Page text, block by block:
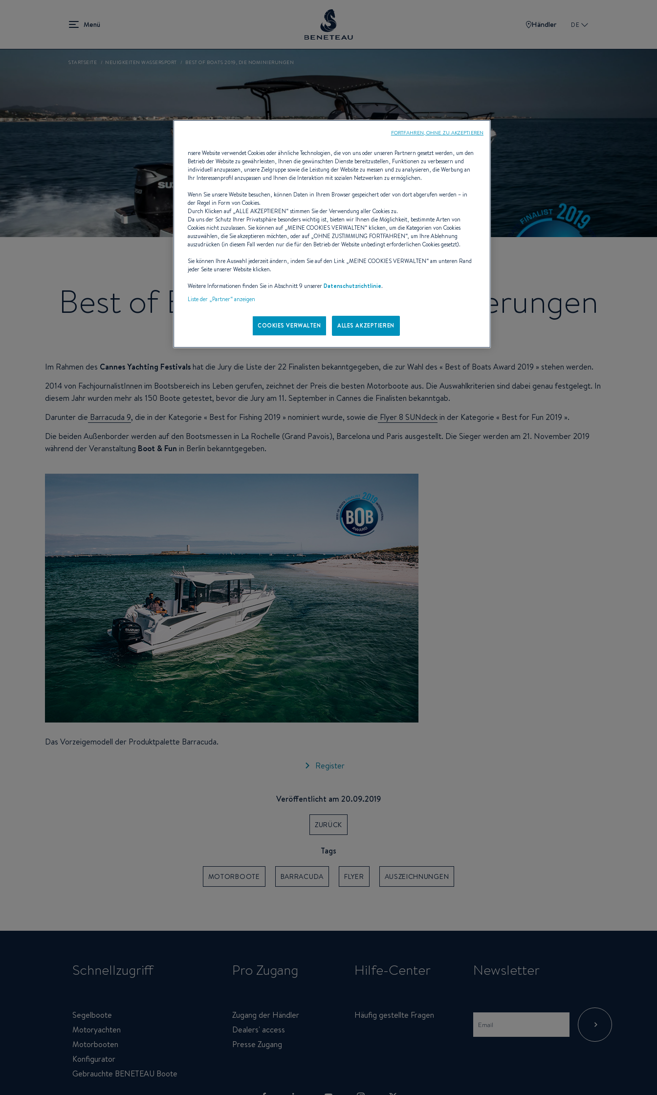
Händler DE
STARTSEITE NEUIGKEITEN WASSERSPORT BEST OF BOATS 2019, DIE NOMINIERUNGEN
Best of Boats 2019, die Nominierungen
Im Rahmen des Cannes Yachting Festivals hat die Jury die Liste der 22 Finalisten bekanntgegeben, die zur Wahl des « Best of Boats Award 2019 » stehen werden.
2014 von FachjournalistInnen im Bootsbereich ins Leben gerufen, zeichnet der Preis die besten Motorboote aus. Die Auswahlkriterien sind dabei genau festgelegt. In
diesem Jahr wurden mehr als 150 Boote getestet, bevor die Jury am 11. September in Cannes die Finalisten bekanntgab.
Darunter die Barracuda 9, die in der Kategorie « Best for Fishing 2019 » nominiert wurde, sowie die Flyer 8 SUNdeck in der Kategorie « Best for Fun 2019 ».
Die beiden Außenborder werden auf den Bootsmessen in La Rochelle (Grand Pavois), Barcelona und Paris ausgestellt. Die Sieger werden am 21. November 2019
während der Veranstaltung Boot & Fun in Berlin bekanntgegeben.
Das Vorzeigemodell der Produktpalette Barracuda.
Register
Veröffentlicht am 20.09.2019
ZURÜCK
Tags
MOTORBOOTE BARRACUDA FLYER AUSZEICHNUNGEN
Schnellzugriff
Segelboote
Motoryachten
Motorbooten
Konfigurator
Gebrauchte BENETEAU Boote
Pro Zugang
Zugang der Händler
Dealers' access
Presse Zugang
Hilfe-Center
Häufig gestellte Fragen
Newsletter
nsere Website verwendet Cookies oder ähnliche Technologien, die von uns oder unseren Partnern gesetzt werden, um den
Betrieb der Website zu gewährleisten, Ihnen die gewünschten Dienste bereitzustellen, Funktionen zu verbessern und
individuell anzupassen, unsere Zielgruppe sowie die Leistung der Website zu messen und zu analysieren, die Werbung an
Ihr Interessenprofil anzupassen und Ihnen die Interaktion mit sozialen Netzwerken zu ermöglichen.
Wenn Sie unsere Website besuchen, können Daten in Ihrem Browser gespeichert oder von dort abgerufen werden – in
der Regel in Form von Cookies.
Durch Klicken auf „ALLE AKZEPTIEREN“ stimmen Sie der Verwendung aller Cookies zu.
Da uns der Schutz Ihrer Privatsphäre besonders wichtig ist, bieten wir Ihnen die Möglichkeit, bestimmte Arten von
Cookies nicht zuzulassen. Sie können auf „MEINE COOKIES VERWALTEN“ klicken, um die Kategorien von Cookies
auszuwählen, die Sie akzeptieren möchten, oder auf „OHNE ZUSTIMMUNG FORTFAHREN“, um Ihre Ablehnung
auszudrücken (in diesem Fall werden nur die für den Betrieb der Website unbedingt erforderlichen Cookies gesetzt).
Sie können Ihre Auswahl jederzeit ändern, indem Sie auf den Link „MEINE COOKIES VERWALTEN“ am unteren Rand
jeder Seite unserer Website klicken.
Weitere Informationen finden Sie in Abschnitt 9 unsererDatenschutzrichtlinie.
Liste der „Partner“ anzeigen
COOKIES VERWALTEN ALLES AKZEPTIEREN
FORTFAHREN, OHNE ZU AKZEPTIEREN